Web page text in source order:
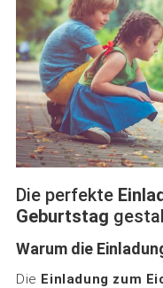
Die perfekte
Geburtstag
Warum die
Die Einladung zum